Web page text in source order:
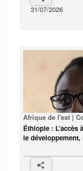
31/07/2026
Afrique de l'est |
Éthiopie : L’accès
le